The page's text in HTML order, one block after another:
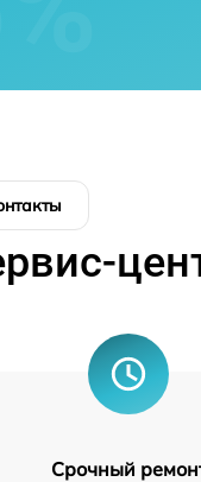
Срочный